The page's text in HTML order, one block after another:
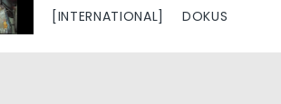
[INTERNATIONAL] DOKUS